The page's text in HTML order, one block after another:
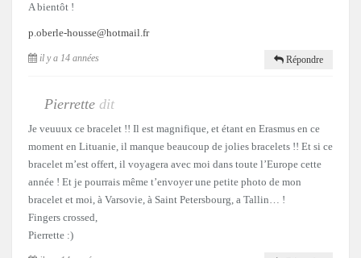
A bientôt !
p.oberle-housse@hotmail.fr
il y a 14 années Répondre
Pierrette dit
Je veuuux ce bracelet !! Il est magnifique, et étant en Erasmus en ce
moment en Lituanie, il manque beaucoup de jolies bracelets !! Et si ce
bracelet m’est offert, il voyagera avec moi dans toute l’Europe cette
année ! Et je pourrais même t’envoyer une petite photo de mon
bracelet et moi, à Varsovie, à Saint Petersbourg, a Tallin… !
Fingers crossed,
Pierrette :)